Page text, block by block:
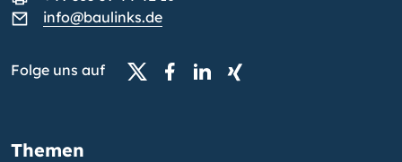
info@baulinks.de
Folge uns auf
Themen